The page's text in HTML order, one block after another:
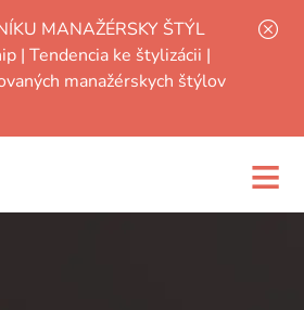
MANAŽÉRSKY ŠTÝL
| Tendencia ke štylizácii |
manažérskych štýlov
≡